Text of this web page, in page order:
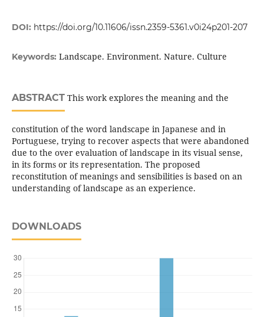
DOI: https://doi.org/10.11606/issn.2359-5361.v0i24p201-207
Keywords: Landscape. Environment. Nature. Culture
ABSTRACTThis work explores the meaning and the
constitution of the word landscape in Japanese and in
Portuguese, trying to recover aspects that were abandoned
due to the over evaluation of landscape in its visual sense,
in its forms or its representation. The proposed
reconstitution of meanings and sensibilities is based on an
understanding of landscape as an experience.
DOWNLOADS